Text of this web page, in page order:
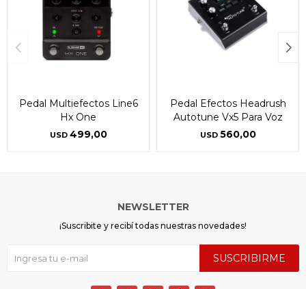
Pedal Multiefectos Line6
Hx One
USD 499,00
Pedal Efectos Headrush
Autotune Vx5 Para Voz
USD 560,00
NEWSLETTER
¡Suscribite y recibí todas nuestras novedades!
SUSCRIBIRME